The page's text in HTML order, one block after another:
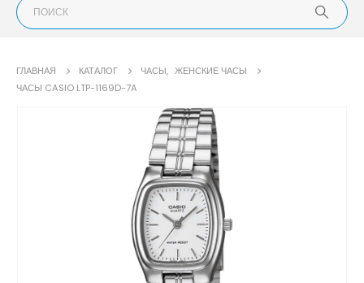
ГЛАВНАЯ КАТАЛОГ ЧАСЫ, ЖЕНСКИЕ ЧАСЫ
ЧАСЫ CASIO LTP-1169D-7A